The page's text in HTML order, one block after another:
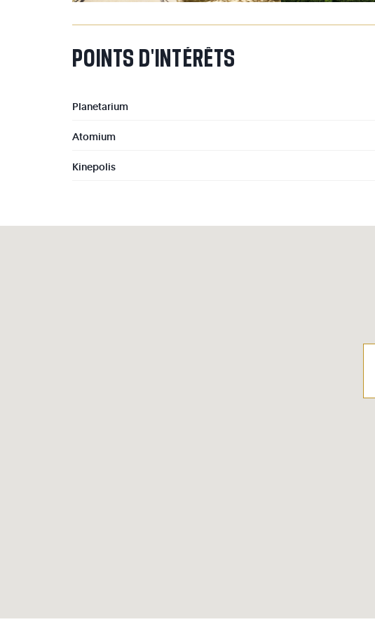
POINTS D'INTÉRÊTS
Planetarium
Atomium
Kinepolis